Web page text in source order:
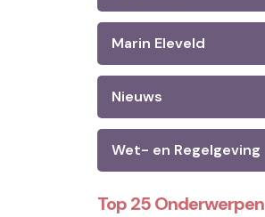
Marin Eleveld
Nieuws
Wet- en Regelgeving
Top 25 Onderwerpen